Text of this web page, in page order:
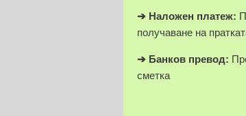
➔ Наложен платеж:
получаване на
➔ Банков превод:
сметка